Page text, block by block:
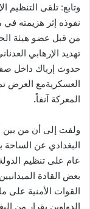
وتابع: تلقى
نفوذه إثر هزيمته
من قبل عضو هيئة
تهديد الإرهابي
حدوث إرباك داخل
المعركة آنفاً.
ولفت إلى أن من بين
عام على تنظيم
بعض القادة
القوات الأمنية على
الدواوين بقرار من